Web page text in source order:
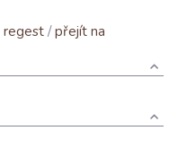
regest/přejít na